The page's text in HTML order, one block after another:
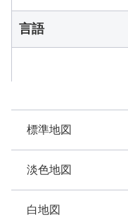
標準地図
淡色地図
白地図
言語